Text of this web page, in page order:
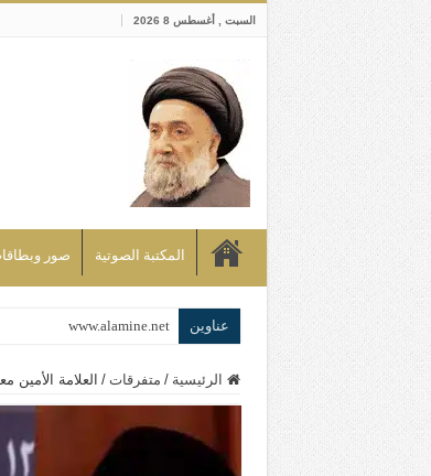
السبت , أغسطس 8 2026
المكتبة الصوتية صور
عناوين www.alamine.net
إذا كان التسنن هو
علاقات المذاهب والأديان
لن تحمينا مذاهبنا ولا
الرئيسية / متفرقات / العلامة الأمين